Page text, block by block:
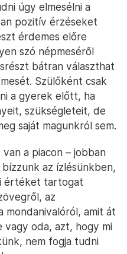
úgy elmesélni a
pozitív érzéseket
érdemes előre
szó népmeséről
bátran választhat
Szülőként csak
a gyerek előtt, ha
szükségleteit, de
saját magunkról sem.
a piacon – jobban
az ízlésünkben,
értéket tartogat
az
mondanivalóról, amit át
vagy oda, azt, hogy mi
nem fogja tudni